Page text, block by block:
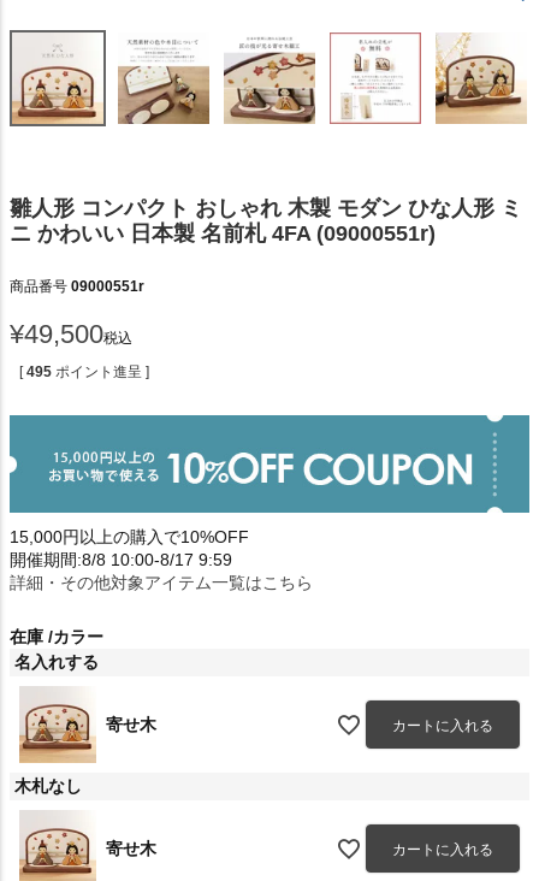
雛人形 コンパクト おしゃれ 木製 モダン ひな人形 ミ
ニ かわいい 日本製 名前札 4FA (09000551r)
商品番号 09000551r
¥49,500税込
[ 495 ポイント進呈 ]
15,000円以上の購入で10%OFF
開催期間:8/8 10:00-8/17 9:59
詳細・その他対象アイテム一覧はこちら
在庫 カラー
名入れする
寄せ木 カートに入れる
木札なし
寄せ木 カートに入れる